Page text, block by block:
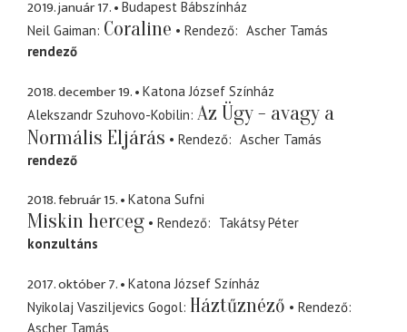
2019. január 17.
Budapest Bábszínház
Neil Gaiman Coraline Rendező
Ascher Tamás
rendező
2018. december 19.
Katona József Színház
Alekszandr Szuhovo-Kobilin Az Ügy - avagy a
Normális Eljárás
Rendező
Ascher Tamás
rendező
2018. február 15. Katona Sufni
Miskin herceg Rendező
Takátsy Péter
konzultáns
2017. október 7.
Katona József Színház
Nyikolaj Vasziljevics Gogol Háztűznéző
Rendező
Ascher Tamás